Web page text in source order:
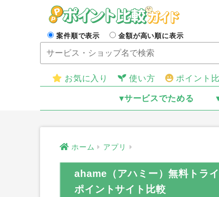
案件順で表示 金額が高い順に表示
お気に入り 使い方 ポイント
▾サービスでためる
ホーム アプリ
ahame（アハミー）無料トラ
ポイントサイト比較